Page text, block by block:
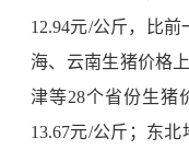
12.94元/公斤，比前
海、云南生猪价格
津等28个省份生猪
13.67元/公斤；东